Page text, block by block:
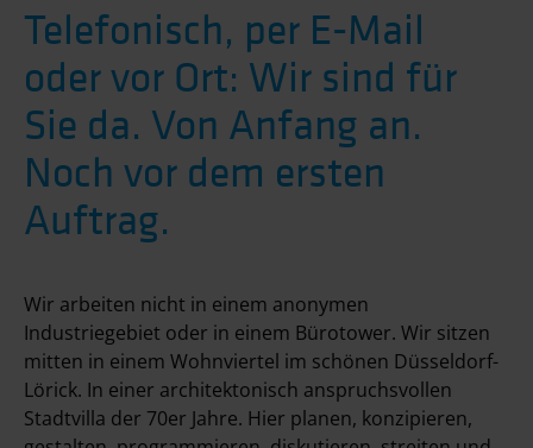
Telefonisch, per E-Mail
oder vor Ort: Wir sind für
Sie da. Von Anfang an.
Noch vor dem ersten
Auftrag.
Wir arbeiten nicht in einem anonymen
Industriegebiet oder in einem Bürotower. Wir sitzen
mitten in einem Wohnviertel im schönen Düsseldorf-
Lörick. In einer architektonisch anspruchsvollen
Stadtvilla der 70er Jahre. Hier planen, konzipieren,